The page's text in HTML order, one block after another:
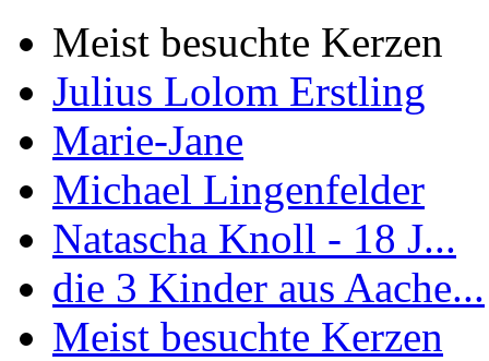
Meist besuchte Kerzen
Julius Lolom Erstling
Marie-Jane
Michael Lingenfelder
Natascha Knoll - 18 J...
die 3 Kinder aus Aache...
Meist besuchte Kerzen